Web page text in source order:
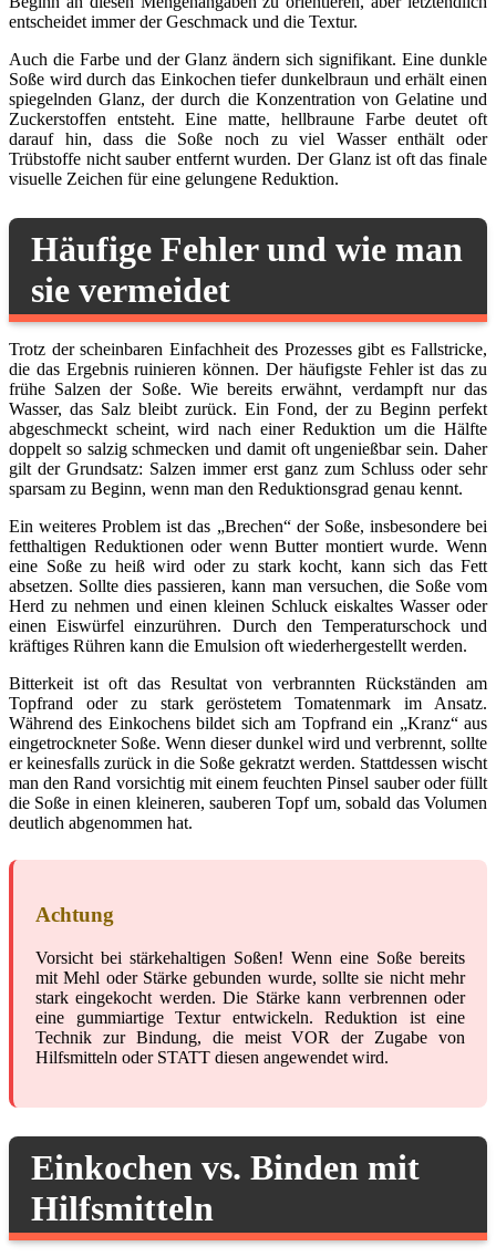
entscheidet immer der Geschmack und die Textur.
Auch die Farbe und der Glanz ändern sich signifikant. Eine dunkle
Soße wird durch das Einkochen tiefer dunkelbraun und erhält einen
spiegelnden Glanz, der durch die Konzentration von Gelatine und
Zuckerstoffen entsteht. Eine matte, hellbraune Farbe deutet oft
darauf hin, dass die Soße noch zu viel Wasser enthält oder
Trübstoffe nicht sauber entfernt wurden. Der Glanz ist oft das finale
visuelle Zeichen für eine gelungene Reduktion.
Häufige Fehler und wie man
sie vermeidet
Trotz der scheinbaren Einfachheit des Prozesses gibt es Fallstricke,
die das Ergebnis ruinieren können. Der häufigste Fehler ist das zu
frühe Salzen der Soße. Wie bereits erwähnt, verdampft nur das
Wasser, das Salz bleibt zurück. Ein Fond, der zu Beginn perfekt
abgeschmeckt scheint, wird nach einer Reduktion um die Hälfte
doppelt so salzig schmecken und damit oft ungenießbar sein. Daher
gilt der Grundsatz: Salzen immer erst ganz zum Schluss oder sehr
sparsam zu Beginn, wenn man den Reduktionsgrad genau kennt.
Ein weiteres Problem ist das „Brechen“ der Soße, insbesondere bei
fetthaltigen Reduktionen oder wenn Butter montiert wurde. Wenn
eine Soße zu heiß wird oder zu stark kocht, kann sich das Fett
absetzen. Sollte dies passieren, kann man versuchen, die Soße vom
Herd zu nehmen und einen kleinen Schluck eiskaltes Wasser oder
einen Eiswürfel einzurühren. Durch den Temperaturschock und
kräftiges Rühren kann die Emulsion oft wiederhergestellt werden.
Bitterkeit ist oft das Resultat von verbrannten Rückständen am
Topfrand oder zu stark geröstetem Tomatenmark im Ansatz.
Während des Einkochens bildet sich am Topfrand ein „Kranz“ aus
eingetrockneter Soße. Wenn dieser dunkel wird und verbrennt, sollte
er keinesfalls zurück in die Soße gekratzt werden. Stattdessen wischt
man den Rand vorsichtig mit einem feuchten Pinsel sauber oder füllt
die Soße in einen kleineren, sauberen Topf um, sobald das Volumen
deutlich abgenommen hat.
Achtung
Vorsicht bei stärkehaltigen Soßen! Wenn eine Soße bereits
mit Mehl oder Stärke gebunden wurde, sollte sie nicht mehr
stark eingekocht werden. Die Stärke kann verbrennen oder
eine gummiartige Textur entwickeln. Reduktion ist eine
Technik zur Bindung, die meist VOR der Zugabe von
Hilfsmitteln oder STATT diesen angewendet wird.
Einkochen vs. Binden mit
Hilfsmitteln